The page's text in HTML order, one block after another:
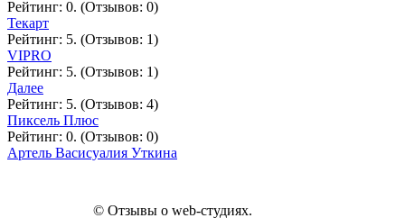
Рейтинг: 0. (Отзывов: 0)
Текарт
Рейтинг: 5. (Отзывов: 1)
VIPRO
Рейтинг: 5. (Отзывов: 1)
Далее
Рейтинг: 5. (Отзывов: 4)
Пиксель Плюс
Рейтинг: 0. (Отзывов: 0)
Артель Васисуалия Уткина
© Отзывы о web-студиях.